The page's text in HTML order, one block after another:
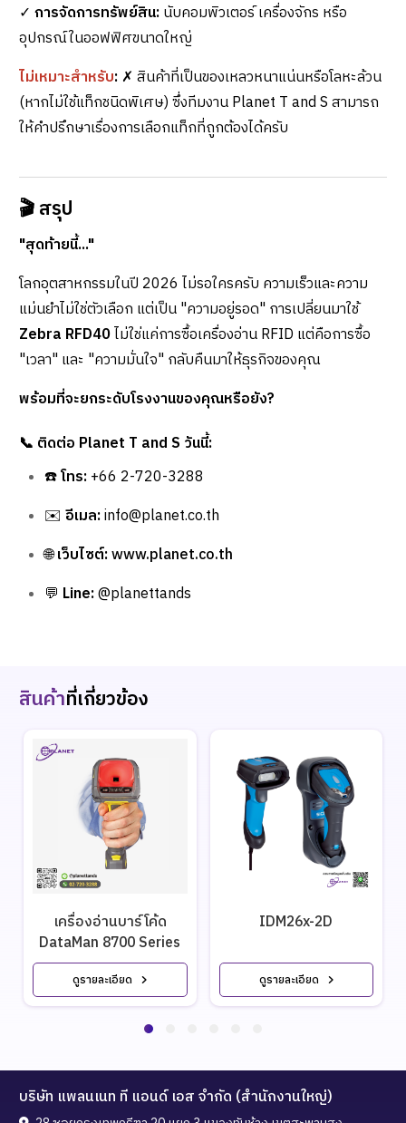
✓ การจัดการทรัพย์สิน:นับคอมพิวเตอร์ เครื่องจักร หรือ
อุปกรณ์ในออฟฟิศขนาดใหญ่
ไม่เหมาะสำหรับ: ✗ สินค้าที่เป็นของเหลวหนาแน่นหรือโลหะล้วน
(หากไม่ใช้แท็กชนิดพิเศษ) ซึ่งทีมงาน Planet T and S สามารถ
ให้คำปรึกษาเรื่องการเลือกแท็กที่ถูกต้องได้ครับ
🎬สรุป
"สุดท้ายนี้..."
โลกอุตสาหกรรมในปี 2026 ไม่รอใครครับ ความเร็วและความ
แม่นยำไม่ใช่ตัวเลือก แต่เป็น "ความอยู่รอด" การเปลี่ยนมาใช้
Zebra RFD40ไม่ใช่แค่การซื้อเครื่องอ่าน RFID แต่คือการซื้อ
"เวลา" และ "ความมั่นใจ" กลับคืนมาให้ธุรกิจของคุณ
พร้อมที่จะยกระดับโรงงานของคุณหรือยัง?
📞 ติดต่อ Planet T and S วันนี้:
☎️โทร:+66 2-720-3288
✉️ อีเมล:info@planet.co.th
🌐เว็บไซต์:www.planet.co.th
💬 Line:@planettands
สินค้าที่เกี่ยวข้อง
ดูรายละเอียด
เครื่องอ่านบาร์โค้ด
DataMan 8700 Series
ดูรายละเอียด
IDM26x-2D
บริษัท แพลนเนท ที แอนด์ เอส จำกัด (สำนักงานใหญ่)